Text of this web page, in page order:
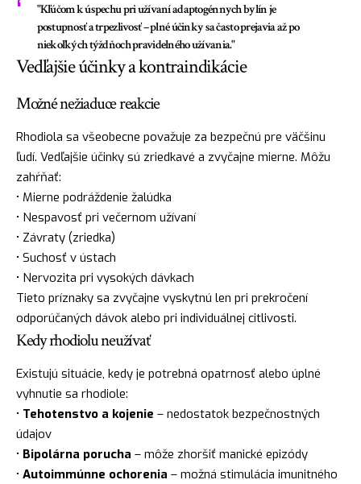
"Kľúčom k úspechu pri užívaní adaptogénnych bylín je
postupnosť a trpezlivosť – plné účinky sa často prejavia až po
niekoľkých týždňoch pravidelného užívania."
Vedľajšie účinky a kontraindikácie
Možné nežiaduce reakcie
Rhodiola sa všeobecne považuje za bezpečnú pre väčšinu
ľudí. Vedľajšie účinky sú zriedkavé a zvyčajne mierne. Môžu
zahŕňať:
• Mierne podráždenie žalúdka
• Nespavosť pri večernom užívaní
• Závraty (zriedka)
• Suchosť v ústach
• Nervozita pri vysokých dávkach
Tieto príznaky sa zvyčajne vyskytnú len pri prekročení
odporúčaných dávok alebo pri individuálnej citlivosti.
Kedy rhodiolu neužívať
Existujú situácie, kedy je potrebná opatrnosť alebo úplné
vyhnutie sa rhodiole:
• Tehotenstvo a kojenie – nedostatok bezpečnostných
údajov
• Bipolárna porucha – môže zhoršiť manické epizódy
• Autoimmúnne ochorenia – možná stimulácia imunitného